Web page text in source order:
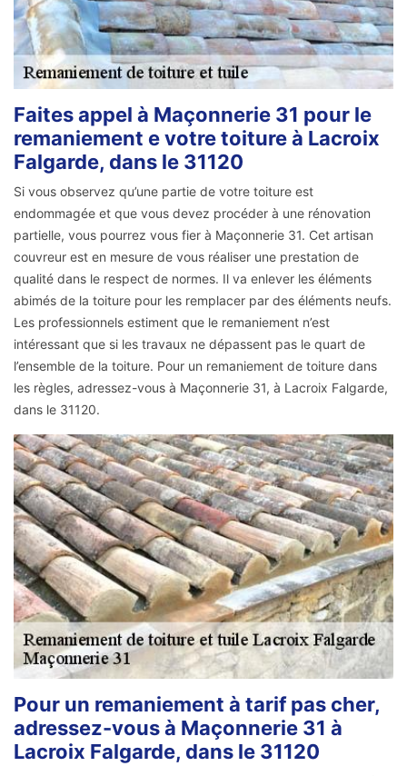
Faites appel à Maçonnerie 31 pour le
remaniement e votre toiture à Lacroix
Falgarde, dans le 31120
Si vous observez qu’une partie de votre toiture est
endommagée et que vous devez procéder à une rénovation
partielle, vous pourrez vous fier à Maçonnerie 31. Cet artisan
couvreur est en mesure de vous réaliser une prestation de
qualité dans le respect de normes. Il va enlever les éléments
abimés de la toiture pour les remplacer par des éléments neufs.
Les professionnels estiment que le remaniement n’est
intéressant que si les travaux ne dépassent pas le quart de
l’ensemble de la toiture. Pour un remaniement de toiture dans
les règles, adressez-vous à Maçonnerie 31, à Lacroix Falgarde,
dans le 31120.
Pour un remaniement à tarif pas cher,
adressez-vous à Maçonnerie 31 à
Lacroix Falgarde, dans le 31120